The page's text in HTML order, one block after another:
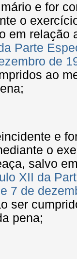
e for
o
em relação
Parte
de
ao
e
o
salvo
XII da
7 de
ser
pena;